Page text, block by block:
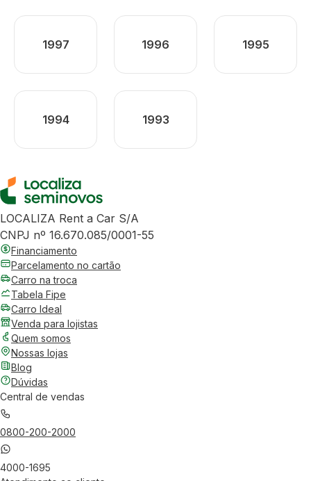
1997 1996 1995
1994 1993
LOCALIZA Rent a Car S/A
CNPJ nº 16.670.085/0001-55
Financiamento
Parcelamento no cartão
Carro na troca
Tabela Fipe
Carro Ideal
Venda para lojistas
Quem somos
Nossas lojas
Blog
Dúvidas
Central de vendas
0800-200-2000
4000-1695